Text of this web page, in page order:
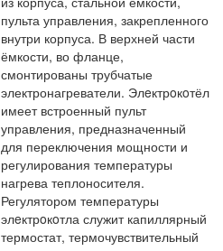
пульта управления, закрепленного
внутри корпуса. В верхней части
ёмкости, во фланце,
смонтированы трубчатые
электронагреватели. Элeктрoкoтёл
имеет встроенный пульт
управления, предназначенный
для переключения мощности и
регулирования температуры
нагрева теплоносителя.
Регулятором температуры
элeктрoкoтла служит капиллярный
термостат, термочувствительный